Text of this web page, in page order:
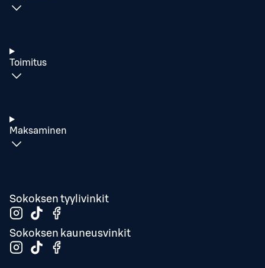
Toimitus
Maksaminen
Sokoksen tyylivinkit
Sokoksen kauneusvinkit